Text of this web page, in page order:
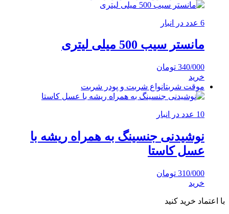
6 عدد در انبار
مانستر سیب 500 میلی لیتری
340/000 تومان
خرید
موقت شربتانواع شربت و پودر شربت
10 عدد در انبار
نوشیدنی جنسینگ به همراه ریشه با
عسل کاستا
310/000 تومان
خرید
با اعتماد خرید کنید